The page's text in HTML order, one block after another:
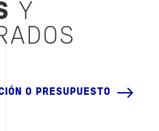
Y
O PRESUPUESTO